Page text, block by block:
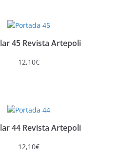
45 Revista Artepoli
12,10€
44 Revista Artepoli
12,10€